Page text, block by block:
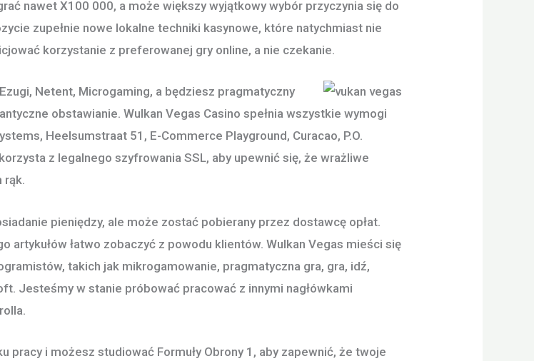
nawet X100 000, a może większy wyjątkowy wybór przyczynia się do
zupełnie nowe lokalne techniki kasynowe, które natychmiast nie
korzystanie z preferowanej gry online, a nie czekanie.
Netent, Microgaming, a będziesz pragmatyczny
obstawianie. Wulkan Vegas Casino spełnia wszystkie wymogi
Heelsumstraat 51, E-Commerce Playground, Curacao, P.O.
z legalnego szyfrowania SSL, aby upewnić się, że wrażliwe
rąk.
pieniędzy, ale może zostać pobierany przez dostawcę opłat.
artykułów łatwo zobaczyć z powodu klientów. Wulkan Vegas mieści się
takich jak mikrogamowanie, pragmatyczna gra, gra, idź,
Jesteśmy w stanie próbować pracować z innymi nagłówkami
pracy i możesz studiować Formuły Obrony 1, aby zapewnić, że twoje